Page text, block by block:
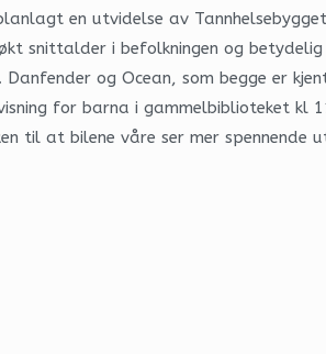
en utvidelse av
i befolkningen og betydelig
og Ocean, som begge er
for barna i gammelbiblioteket
til at bilene våre ser mer